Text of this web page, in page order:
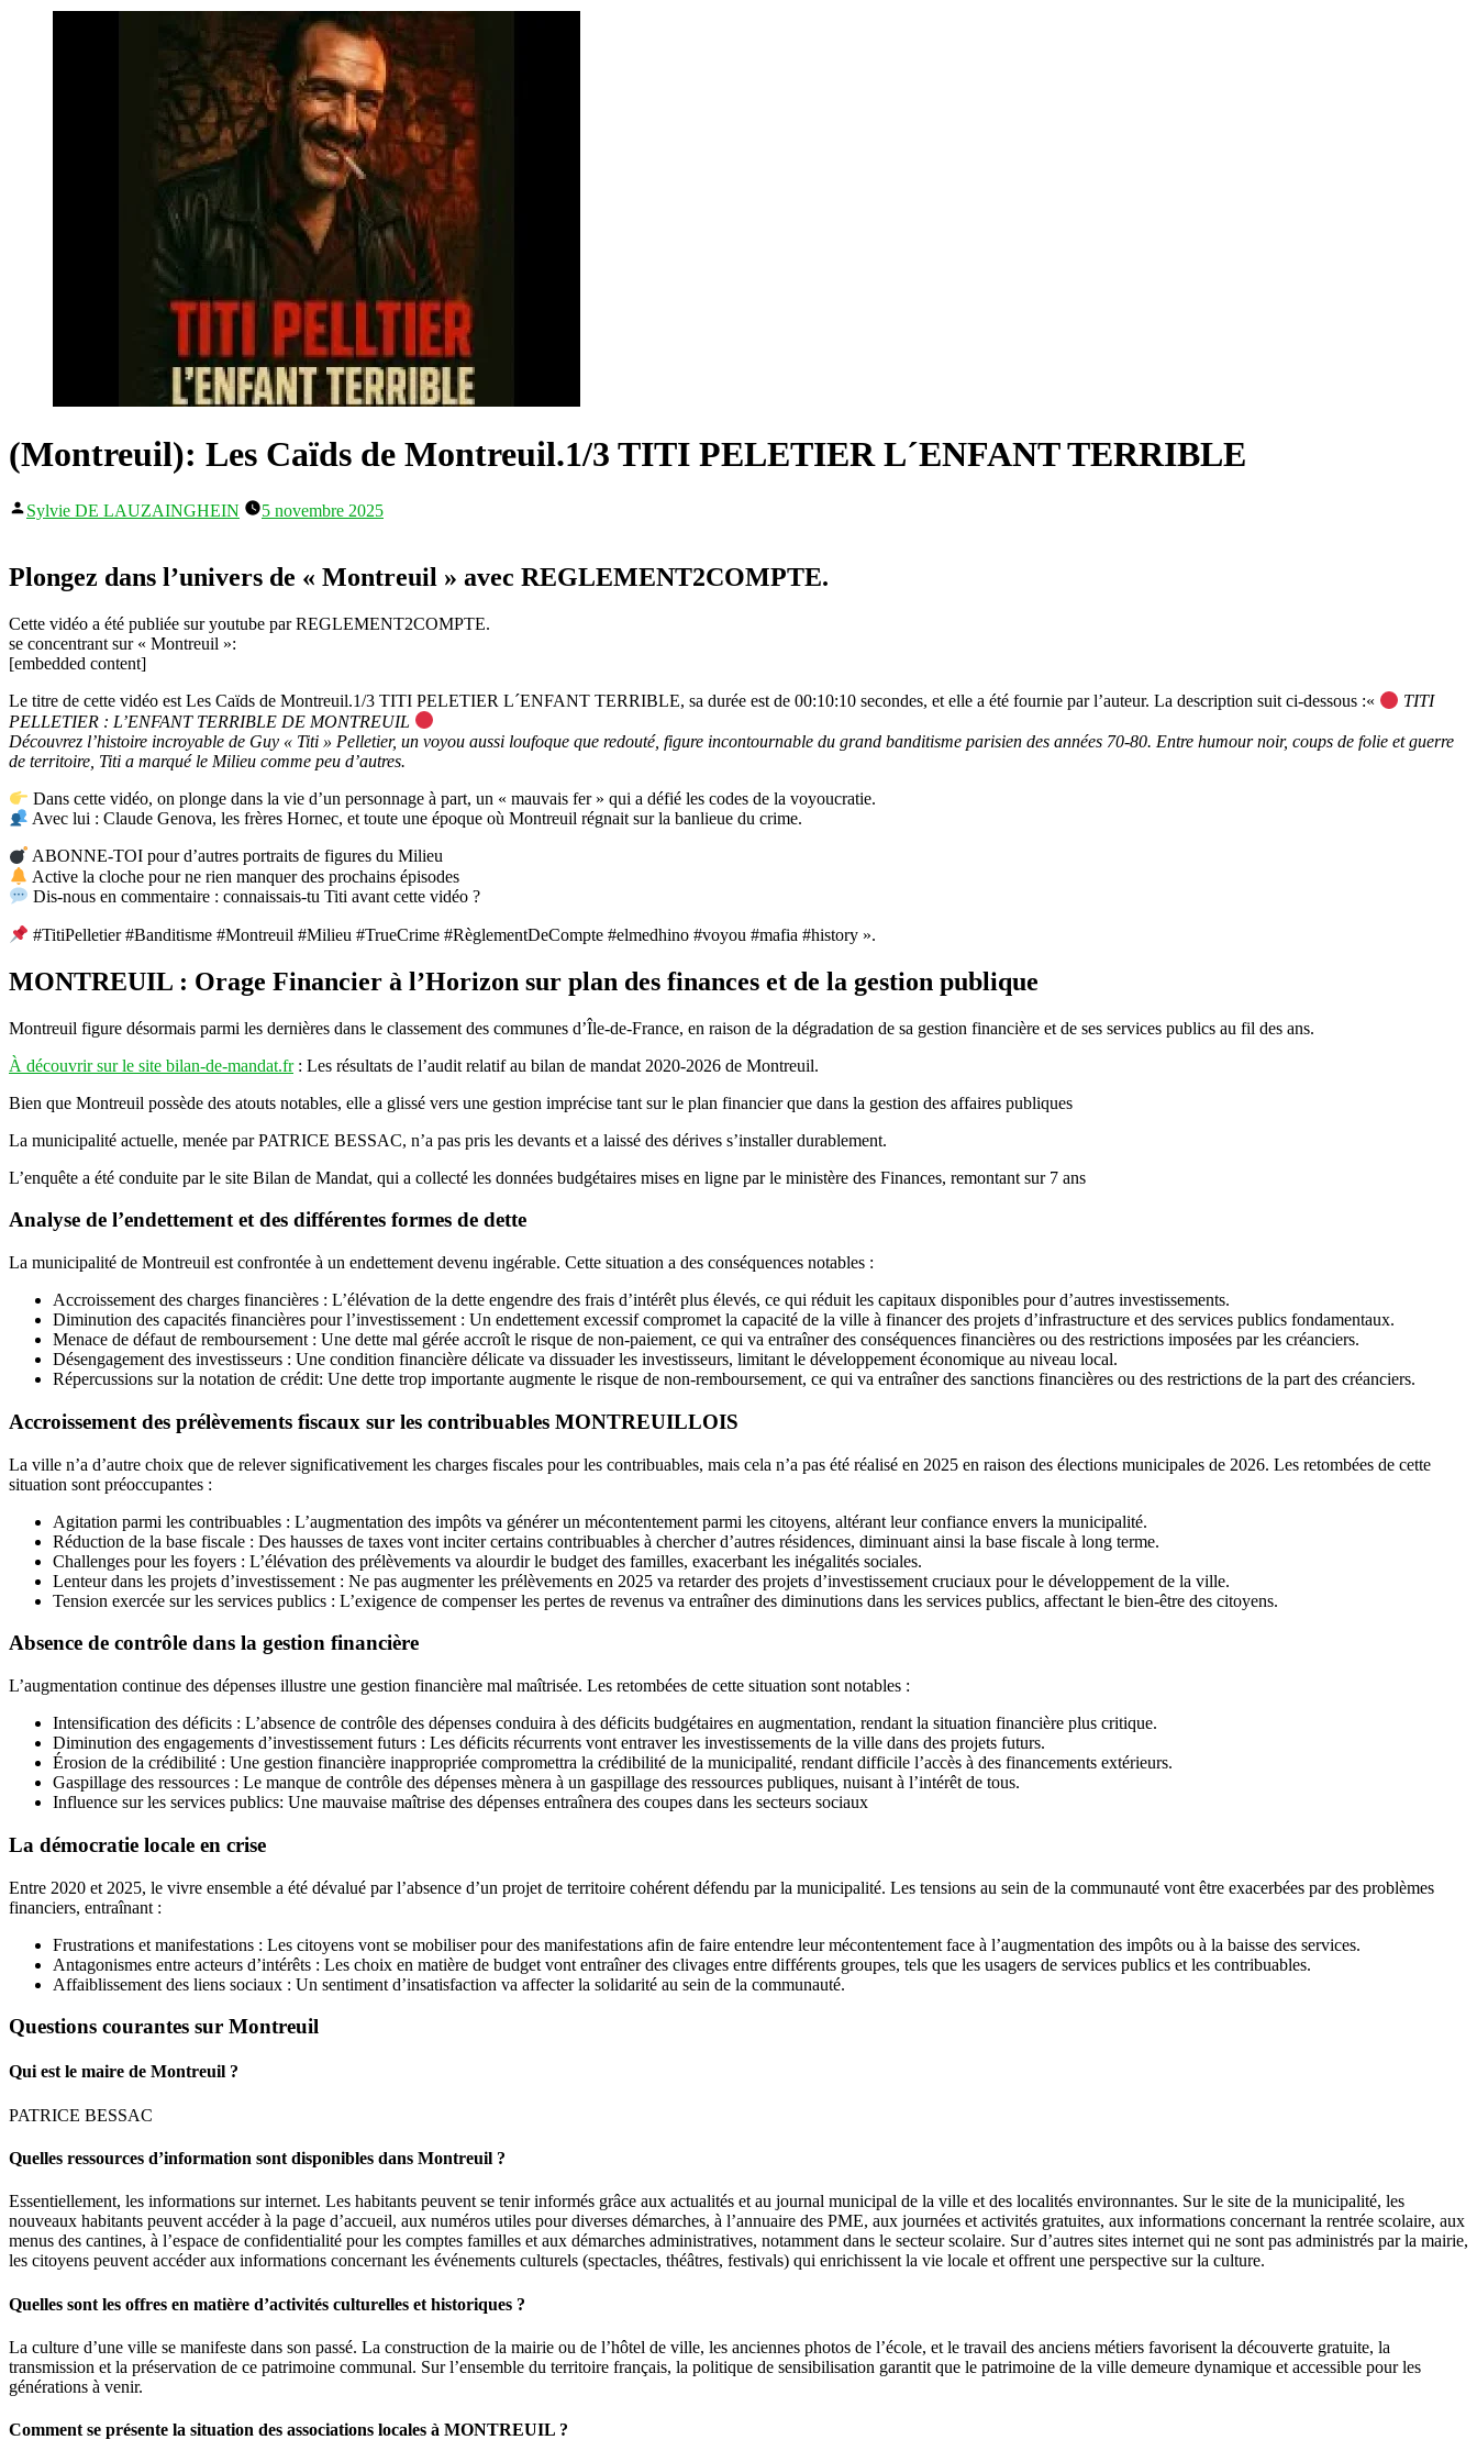
(Montreuil): Les Caïds de Montreuil.1/3 TITI PELETIER L´ENFANT TERRIBLE
Publié
Sylvie DE LAUZAINGHEIN 5 novembre 2025
Plongez dans l’univers de « Montreuil » avec REGLEMENT2COMPTE.
Cette vidéo a été publiée sur youtube par REGLEMENT2COMPTE.
se concentrant sur « Montreuil »:
[embedded content]
Le titre de cette vidéo est Les Caïds de Montreuil.1/3 TITI PELETIER L´ENFANT TERRIBLE, sa durée est de 00:10:10 secondes, et elle a été fournie par l’auteur. La description suit ci-dessous :«
TITI
PELLETIER : L’ENFANT TERRIBLE DE MONTREUIL
Découvrez l’histoire incroyable de Guy « Titi » Pelletier, un voyou aussi loufoque que redouté, figure incontournable du grand banditisme parisien des années 70-80. Entre humour noir, coups de folie et guerre
de territoire, Titi a marqué le Milieu comme peu d’autres.
Dans cette vidéo, on plonge dans la vie d’un personnage à part, un « mauvais fer » qui a défié les codes de la voyoucratie.
Avec lui : Claude Genova, les frères Hornec, et toute une époque où Montreuil régnait sur la banlieue du crime.
ABONNE-TOI pour d’autres portraits de figures du Milieu
Active la cloche pour ne rien manquer des prochains épisodes
Dis-nous en commentaire : connaissais-tu Titi avant cette vidéo ?
#TitiPelletier #Banditisme #Montreuil #Milieu #TrueCrime #RèglementDeCompte #elmedhino #voyou #mafia #history ».
MONTREUIL : Orage Financier à l’Horizon sur plan des finances et de la gestion publique
Montreuil figure désormais parmi les dernières dans le classement des communes d’Île-de-France, en raison de la dégradation de sa gestion financière et de ses services publics au fil des ans.
À découvrir sur le site bilan-de-mandat.fr: Les résultats de l’audit relatif au bilan de mandat 2020-2026 de Montreuil.
Bien que Montreuil possède des atouts notables, elle a glissé vers une gestion imprécise tant sur le plan financier que dans la gestion des affaires publiques
La municipalité actuelle, menée par PATRICE BESSAC, n’a pas pris les devants et a laissé des dérives s’installer durablement.
L’enquête a été conduite par le site Bilan de Mandat, qui a collecté les données budgétaires mises en ligne par le ministère des Finances, remontant sur 7 ans
Analyse de l’endettement et des différentes formes de dette
La municipalité de Montreuil est confrontée à un endettement devenu ingérable. Cette situation a des conséquences notables :
Accroissement des charges financières : L’élévation de la dette engendre des frais d’intérêt plus élevés, ce qui réduit les capitaux disponibles pour d’autres investissements.
Diminution des capacités financières pour l’investissement : Un endettement excessif compromet la capacité de la ville à financer des projets d’infrastructure et des services publics fondamentaux.
Menace de défaut de remboursement : Une dette mal gérée accroît le risque de non-paiement, ce qui va entraîner des conséquences financières ou des restrictions imposées par les créanciers.
Désengagement des investisseurs : Une condition financière délicate va dissuader les investisseurs, limitant le développement économique au niveau local.
Répercussions sur la notation de crédit: Une dette trop importante augmente le risque de non-remboursement, ce qui va entraîner des sanctions financières ou des restrictions de la part des créanciers.
Accroissement des prélèvements fiscaux sur les contribuables MONTREUILLOIS
La ville n’a d’autre choix que de relever significativement les charges fiscales pour les contribuables, mais cela n’a pas été réalisé en 2025 en raison des élections municipales de 2026. Les retombées de cette
situation sont préoccupantes :
Agitation parmi les contribuables : L’augmentation des impôts va générer un mécontentement parmi les citoyens, altérant leur confiance envers la municipalité.
Réduction de la base fiscale : Des hausses de taxes vont inciter certains contribuables à chercher d’autres résidences, diminuant ainsi la base fiscale à long terme.
Challenges pour les foyers : L’élévation des prélèvements va alourdir le budget des familles, exacerbant les inégalités sociales.
Lenteur dans les projets d’investissement : Ne pas augmenter les prélèvements en 2025 va retarder des projets d’investissement cruciaux pour le développement de la ville.
Tension exercée sur les services publics : L’exigence de compenser les pertes de revenus va entraîner des diminutions dans les services publics, affectant le bien-être des citoyens.
Absence de contrôle dans la gestion financière
L’augmentation continue des dépenses illustre une gestion financière mal maîtrisée. Les retombées de cette situation sont notables :
Intensification des déficits : L’absence de contrôle des dépenses conduira à des déficits budgétaires en augmentation, rendant la situation financière plus critique.
Diminution des engagements d’investissement futurs : Les déficits récurrents vont entraver les investissements de la ville dans des projets futurs.
Érosion de la crédibilité : Une gestion financière inappropriée compromettra la crédibilité de la municipalité, rendant difficile l’accès à des financements extérieurs.
Gaspillage des ressources : Le manque de contrôle des dépenses mènera à un gaspillage des ressources publiques, nuisant à l’intérêt de tous.
Influence sur les services publics: Une mauvaise maîtrise des dépenses entraînera des coupes dans les secteurs sociaux
La démocratie locale en crise
Entre 2020 et 2025, le vivre ensemble a été dévalué par l’absence d’un projet de territoire cohérent défendu par la municipalité. Les tensions au sein de la communauté vont être exacerbées par des problèmes
financiers, entraînant :
Frustrations et manifestations : Les citoyens vont se mobiliser pour des manifestations afin de faire entendre leur mécontentement face à l’augmentation des impôts ou à la baisse des services.
Antagonismes entre acteurs d’intérêts : Les choix en matière de budget vont entraîner des clivages entre différents groupes, tels que les usagers de services publics et les contribuables.
Affaiblissement des liens sociaux : Un sentiment d’insatisfaction va affecter la solidarité au sein de la communauté.
Questions courantes sur Montreuil
Qui est le maire de Montreuil ?
PATRICE BESSAC
Quelles ressources d’information sont disponibles dans Montreuil ?
Essentiellement, les informations sur internet. Les habitants peuvent se tenir informés grâce aux actualités et au journal municipal de la ville et des localités environnantes. Sur le site de la municipalité, les
nouveaux habitants peuvent accéder à la page d’accueil, aux numéros utiles pour diverses démarches, à l’annuaire des PME, aux journées et activités gratuites, aux informations concernant la rentrée scolaire, aux
menus des cantines, à l’espace de confidentialité pour les comptes familles et aux démarches administratives, notamment dans le secteur scolaire. Sur d’autres sites internet qui ne sont pas administrés par la mairie,
les citoyens peuvent accéder aux informations concernant les événements culturels (spectacles, théâtres, festivals) qui enrichissent la vie locale et offrent une perspective sur la culture.
Quelles sont les offres en matière d’activités culturelles et historiques ?
La culture d’une ville se manifeste dans son passé. La construction de la mairie ou de l’hôtel de ville, les anciennes photos de l’école, et le travail des anciens métiers favorisent la découverte gratuite, la
transmission et la préservation de ce patrimoine communal. Sur l’ensemble du territoire français, la politique de sensibilisation garantit que le patrimoine de la ville demeure dynamique et accessible pour les
générations à venir.
Comment se présente la situation des associations locales à MONTREUIL ?